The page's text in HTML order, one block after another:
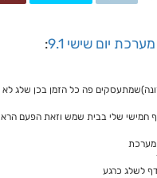
מערכת יום שישי 9.1 :
פה כל הזמן בכן שלג לא
חמישי שלי בבית שמש וזאת הפעם
מערכת
לשלג כרגע